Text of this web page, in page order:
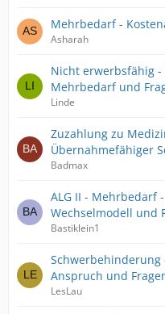
Mehrbedarf -
Asharah
Nicht erwerbsfähig -
Mehrbedarf und
Linde
Zuzahlung zu
Übernahmefähiger
Badmax
ALG II - Mehrbedarf
Wechselmodell und
Bastiklein1
Anspruch und
LesLau